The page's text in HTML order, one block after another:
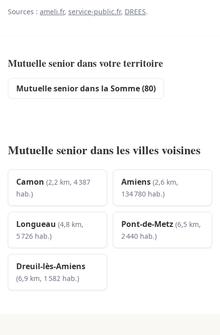
Sources : ameli.fr, service-public.fr, DREES.
Mutuelle senior dans votre territoire
Mutuelle senior dans la Somme (80)
Mutuelle senior dans les villes voisines
Camon (2,2 km, 4 387
hab.)
Amiens (2,6 km,
134 780 hab.)
Longueau (4,8 km,
5 726 hab.)
Pont-de-Metz (6,5 km,
2 440 hab.)
Dreuil-lès-Amiens
(6,9 km, 1 582 hab.)